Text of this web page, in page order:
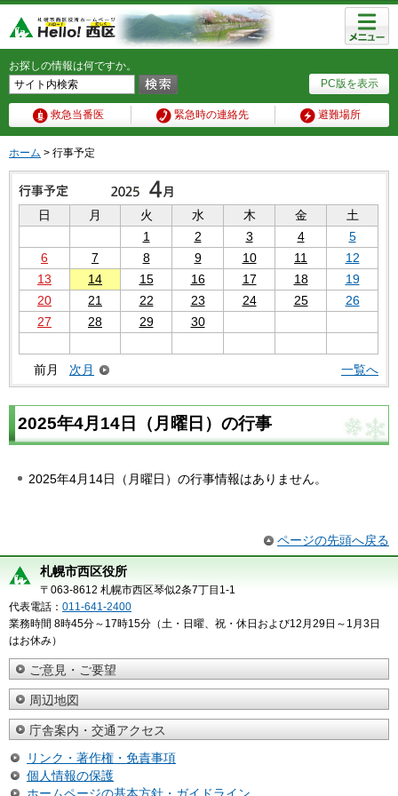
PC版を表示
お探しの情報は何ですか。
救急当番医 緊急時の連絡先 避難場所
メニュ
ー
ホーム > 行事予定
日 月 火 水 木 金
土
1
2 3 4
5
6
7 8 9 10 11
12
13
14 15 16 17 18
19
20
21 22 23 24 25
26
27
28 29 30
前月 次月 一覧へ
2025年4月14日（月曜日）の行事
2025年4月14日（月曜日）の行事情報はありません。
ページの先頭へ戻る
札幌市西区役所
〒063-8612 札幌市西区琴似2条7丁目1-1
代表電話： 011-641-2400
業務時間 8時45分～17時15分（土・日曜、祝・休日および12月29日～1月3日
はお休み）
ご意見・ご要望
周辺地図
庁舎案内・交通アクセス
リンク・著作権・免責事項
個人情報の保護